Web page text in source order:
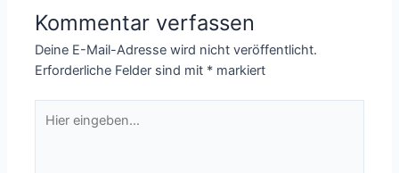
Kommentar verfassen
Deine E-Mail-Adresse wird nicht veröffentlicht.
Erforderliche Felder sind mit * markiert
eingeben…